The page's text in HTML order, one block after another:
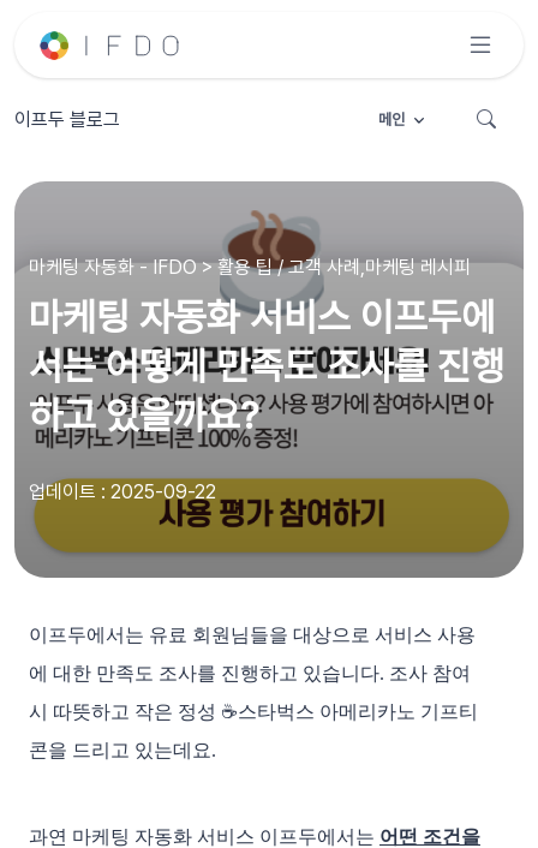
이프두 블로그 메인
마케팅 자동화 - IFDO > 활용 팁 / 고객 사례,마케팅 레시피
마케팅 자동화 서비스 이프두에
서는 어떻게 만족도 조사를 진행
하고 있을까요?
업데이트 : 2025-09-22
이프두에서는 유료 회원님들을 대상으로 서비스 사용
에 대한 만족도 조사를 진행하고 있습니다. 조사 참여
시 따뜻하고 작은 정성 ☕스타벅스 아메리카노 기프티
콘을 드리고 있는데요.
과연 마케팅 자동화 서비스 이프두에서는 어떤 조건을